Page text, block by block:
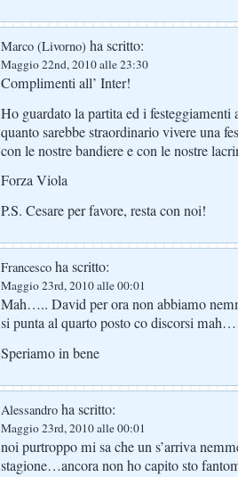
Marco (Livorno) ha scritto:
Maggio 22nd, 2010 alle 23:30
Complimenti all’ Inter!
Ho guardato la partita ed i festeggiamenti
quanto sarebbe straordinario vivere una
con le nostre bandiere e con le nostre
Forza Viola
P.S. Cesare per favore, resta con noi!
Francesco ha scritto:
Maggio 23rd, 2010 alle 00:01
Mah….. David per ora non abbiamo
si punta al quarto posto co discorsi
Speriamo in bene
Alessandro ha scritto:
Maggio 23rd, 2010 alle 00:01
noi purtroppo mi sa che un s’arriva
stagione…ancora non ho capito sto